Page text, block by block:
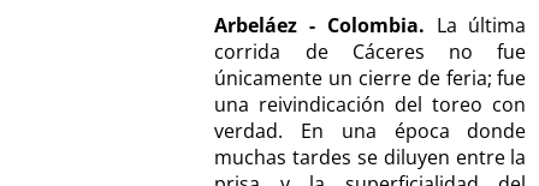
Arbeláez - Colombia. La última
corrida de Cáceres no fue
únicamente un cierre de feria; fue
una reivindicación del toreo con
verdad. En una época donde
muchas tardes se diluyen entre la